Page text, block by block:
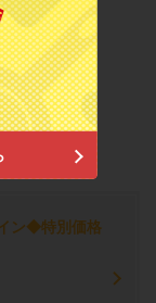
ン◆特別価格